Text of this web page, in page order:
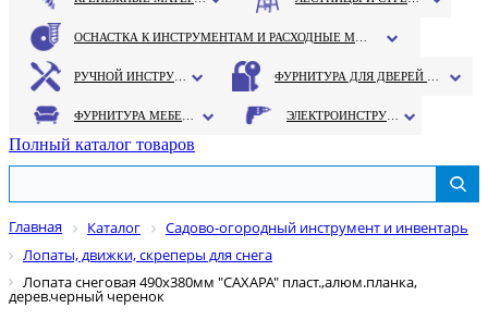
Полный каталог товаров
Главная Каталог
Садово-огородный инструмент и инвентарь
Лопаты, движки, скреперы для снега
Лопата снеговая 490х380мм "САХАРА" пласт.,алюм.планка,
дерев.черный черенок